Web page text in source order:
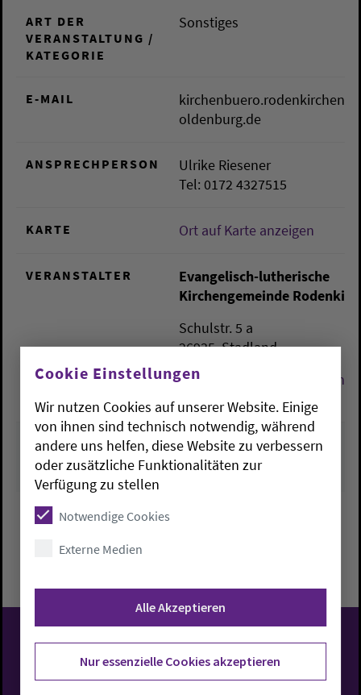
ART DER
VERANSTALTUNG /
KATEGORIE
Sonstiges
E-MAIL
oldenburg.de
ANSPRECHPERSON
Ulrike Riesener
Tel: 0172 4327515
KARTE Ort auf Karte anzeigen
VERANSTALTER
Evangelisch-lutherische
Kirchengemeinde
Schulstr. 5 a
26935 Stadland
oldenburg.de
Zurück zu Übersicht
Evangelisch-Lutherische
Cookie Einstellungen
Wir nutzen Cookies auf unserer Website. Einige
von ihnen sind technisch notwendig, während
andere uns helfen, diese Website zu verbessern
oder zusätzliche Funktionalitäten zur
Verfügung zu stellen
Notwendige Cookies
Externe Medien
Alle Akzeptieren
Nur essenzielle Cookies akzeptieren